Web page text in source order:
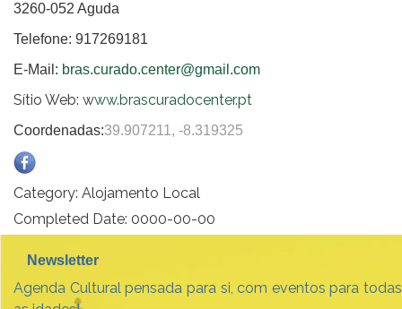
3260-052 Aguda
Telefone: 917269181
E-Mail: bras.curado.center@gmail.com
Sítio Web: www.brascuradocenter.pt
Coordenadas:39.907211, -8.319325
Category: Alojamento Local
Completed Date: 0000-00-00
Newsletter
Agenda Cultural pensada para si, com eventos para todas